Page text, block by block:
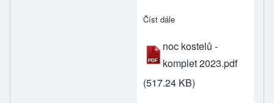
Číst dále
noc kostelů -
komplet 2023.pdf
(517.24 KB)